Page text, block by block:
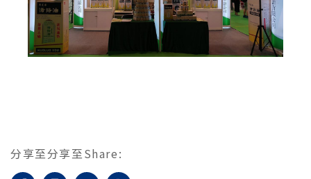
分享至分享至Share: